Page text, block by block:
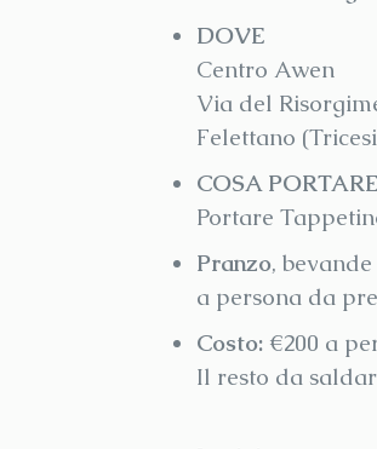
DOVE
Centro Awen
Via del
Felettano
COSA PORTARE
Portare
Pranzo,
a persona da
Costo: €200 a
Il resto da